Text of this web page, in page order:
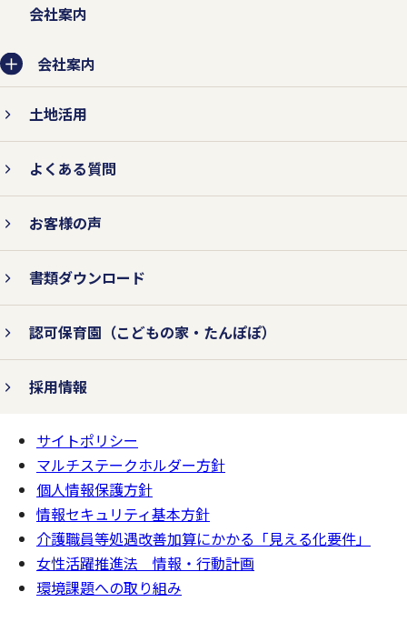
会社案内
会社案内
土地活用
よくある質問
お客様の声
書類ダウンロード
認可保育園 （こどもの家・たんぽぽ）
採用情報
ページの
一番上へ
サイトポリシー
マルチステークホルダー方針
個人情報保護方針
情報セキュリティ基本方針
介護職員等処遇改善加算にかかる「見える化要件」
女性活躍推進法 情報・行動計画
環境課題への取り組み